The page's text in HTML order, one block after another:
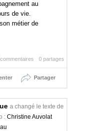
au
de vie.
métier de
0 partages
Partager
a changé le texte de
: Christine Auvolat